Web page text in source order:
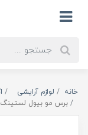
خانه لوازم آرایشی
برس مو بیول